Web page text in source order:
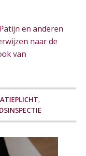
en anderen
naar de
van
,
maar hoe zit het met
Online cursus Zzp’er, de Wet DBA en schijnzelfstandigheid
Online Excel training voor de salarisadministrateur (basis)
Cursus Inkomstenbelasting voor de salarisadministrateur